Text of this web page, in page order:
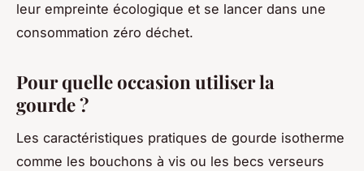
leur empreinte écologique et se lancer dans une
consommation zéro déchet.
Pour quelle occasion utiliser la
gourde ?
Les caractéristiques pratiques de gourde isotherme
comme les bouchons à vis ou les becs verseurs